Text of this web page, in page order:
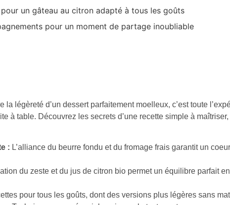
un gâteau au citron adapté à tous les goûts
pour un moment de partage inoubliable
légèreté d’un dessert parfaitement moelleux, c’est toute
à table. Découvrez les secrets d’une recette simple à
: L’alliance du beurre fondu et du fromage frais garantit un
du zeste et du jus de citron bio permet un équilibre parfait
pour tous les goûts, dont des versions plus légères sans